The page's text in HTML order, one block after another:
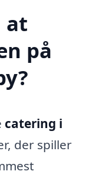
at
på
catering i
der spiller